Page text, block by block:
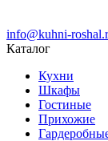
info@kuhni-
Каталог
Кухни
Шкафы
Гостиные
Прихожие